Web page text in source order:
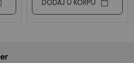
DODAJ U KORPU